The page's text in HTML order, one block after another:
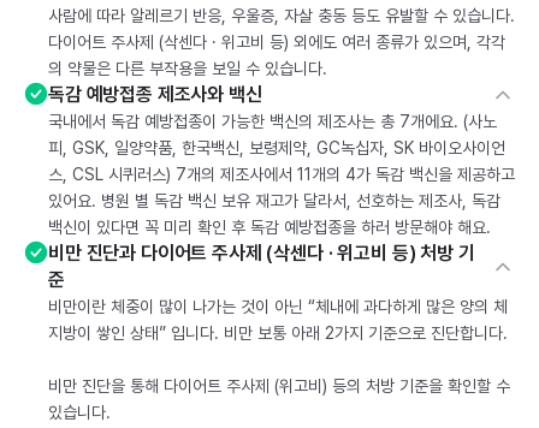
사람에 따라 알레르기 반응, 우울증, 자살 충동 등도 유발할 수 있습니다.
다이어트 주사제 (삭센다 · 위고비 등) 외에도 여러 종류가 있으며, 각각
의 약물은 다른 부작용을 보일 수 있습니다.
독감 예방접종 제조사와 백신
국내에서 독감 예방접종이 가능한 백신의 제조사는 총 7개에요. (사노
피, GSK, 일양약품, 한국백신, 보령제약, GC녹십자, SK 바이오사이언
스, CSL 시퀴러스) 7개의 제조사에서 11개의 4가 독감 백신을 제공하고
있어요. 병원 별 독감 백신 보유 재고가 달라서, 선호하는 제조사, 독감
백신이 있다면 꼭 미리 확인 후 독감 예방접종을 하러 방문해야 해요.
비만 진단과 다이어트 주사제 (삭센다 · 위고비 등) 처방 기
준
비만이란 체중이 많이 나가는 것이 아닌 “체내에 과다하게 많은 양의 체
지방이 쌓인 상태” 입니다. 비만 보통 아래 2가지 기준으로 진단합니다.
비만 진단을 통해 다이어트 주사제 (위고비) 등의 처방 기준을 확인할 수
있습니다.